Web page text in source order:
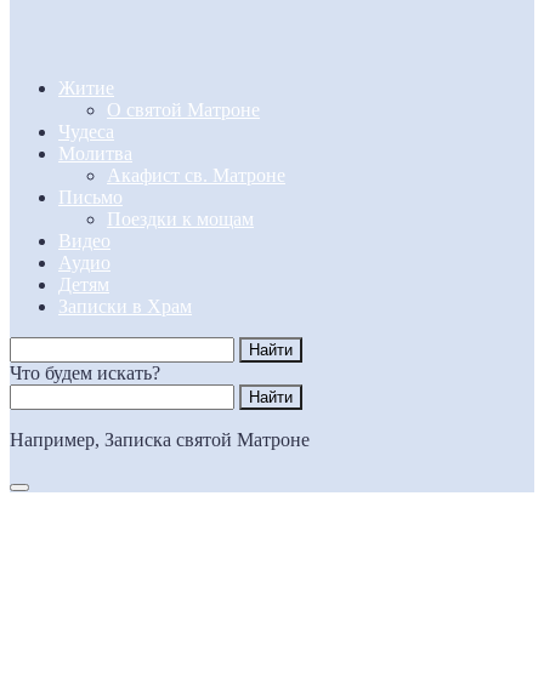
Житие
О святой Матроне
Чудеса
Молитва
Акафист св. Матроне
Письмо
Поездки к мощам
Видео
Аудио
Детям
Записки в Храм
Что будем искать?
Например, Записка святой Матроне